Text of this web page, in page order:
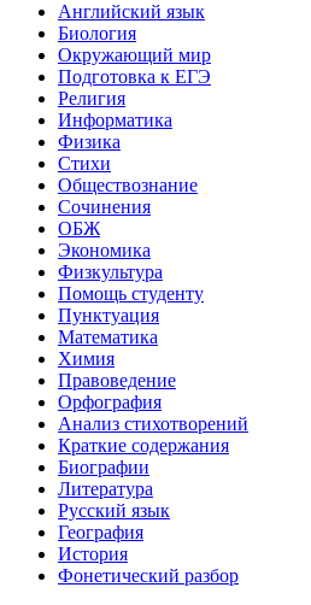
Английский язык
Биология
Окружающий мир
Подготовка к ЕГЭ
Религия
Информатика
Физика
Стихи
Обществознание
Сочинения
ОБЖ
Экономика
Физкультура
Помощь студенту
Пунктуация
Математика
Химия
Правоведение
Орфография
Анализ стихотворений
Краткие содержания
Биографии
Литература
Русский язык
География
История
Фонетический разбор